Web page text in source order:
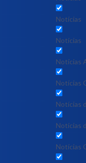
Notícias
Notícias
Notícias
Notícias
Notícias
Notícias
Notícias